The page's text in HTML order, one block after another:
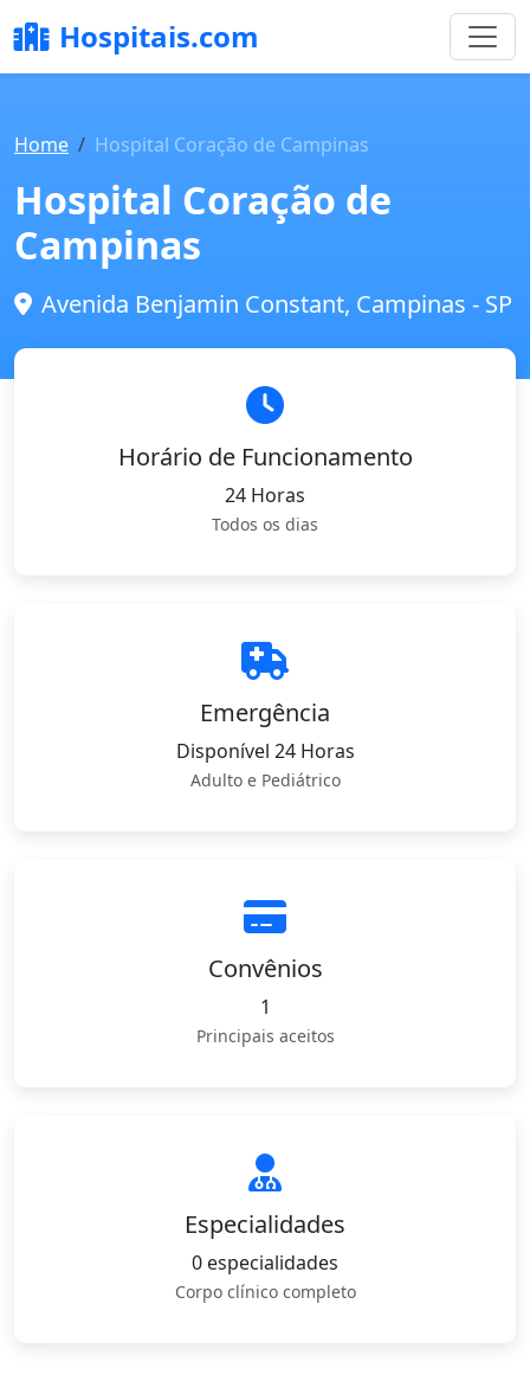
Hospitais.com
Home Hospital Coração de Campinas
Hospital Coração de
Campinas
Avenida Benjamin Constant, Campinas - SP
Horário de Funcionamento
24 Horas
Todos os dias
Emergência
Disponível 24 Horas
Adulto e Pediátrico
Convênios
1
Principais aceitos
Especialidades
0 especialidades
Corpo clínico completo